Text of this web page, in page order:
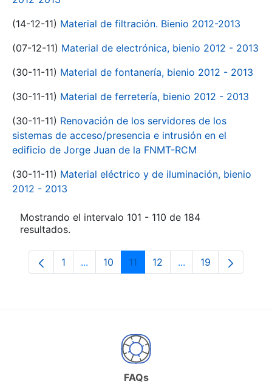
(14-12-11) Material de filtración. Bienio 2012-2013
(07-12-11) Material de electrónica, bienio 2012 - 2013
(30-11-11) Material de fontanería, bienio 2012 - 2013
(30-11-11) Material de ferretería, bienio 2012 - 2013
(30-11-11) Renovación de los servidores de los
sistemas de acceso/presencia e intrusión en el
edificio de Jorge Juan de la FNMT-RCM
(30-11-11) Material eléctrico y de iluminación, bienio
2012 - 2013
Mostrando el intervalo 101 - 110 de 184
resultados.
Página
1 ...Páginas intermedias Use TAB para
Página
10 Página
11 Página
12 ...PáginasPágina
19
FAQs